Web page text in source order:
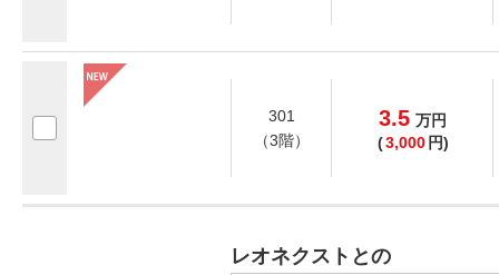
301
（3階）
3.5 万円
(3,000 円)
レオネクストとの